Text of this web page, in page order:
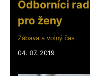
Odborníci
pro ženy
Zábava a volný čas
04. 07. 2019